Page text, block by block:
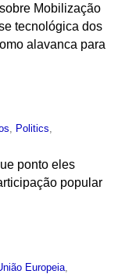
Mobilização
tecnológica dos
alavanca para
, Politics,
ponto eles
popular
Europeia